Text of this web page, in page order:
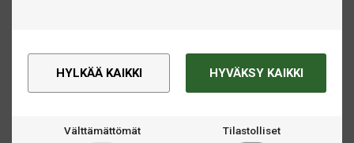
HYLKÄÄ KAIKKI HYVÄKSY KAIKKI
Välttämättömät Tilastolliset